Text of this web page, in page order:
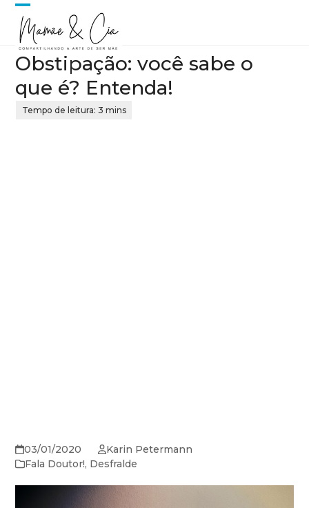
Skip
content
Open
mobile
menu
Close
mobile
menu
Obstipação: você sabe o
que é? Entenda!
03/01/2020
Karin Petermann
Fala Doutor!, Desfralde